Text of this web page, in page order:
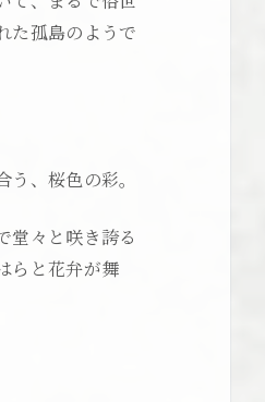
た孤島のようで
、桜色の彩。
堂々と咲き誇る
らと花弁が舞